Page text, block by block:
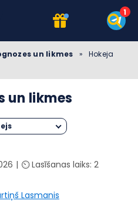
un likmes »
Hokeja
un likmes
⏲️ Lasīšanas laiks: 2
Lasmanis